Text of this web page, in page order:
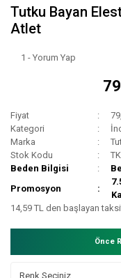
Tutku Bayan
Atlet
1 - Yorum Yap
Fiyat
Kategori
Marka
Stok Kodu
Beden Bilgisi
Promosyon
14,59 TL den başlayan
Önce